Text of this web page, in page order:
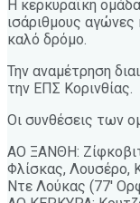
Η κερκυραϊκή
ισάριθμους αγώνες
καλό δρόμο.
Την αναμέτρηση
την ΕΠΣ Κορινθίας.
Οι συνθέσεις των
ΑΟ ΞΑΝΘΗ:
Φλίσκας, Λουσέρο,
Ντε Λούκας (77′